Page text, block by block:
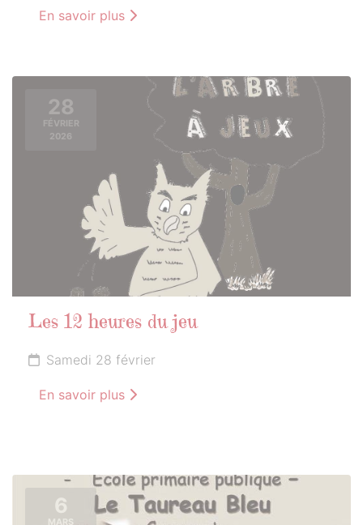
En savoir plus
28
FÉVRIER
2026
Les 12 heures du jeu
Samedi 28 février
En savoir plus
6
MARS